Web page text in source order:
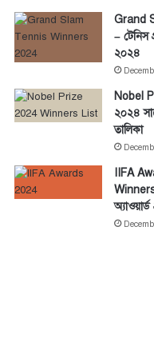
Grand
– টেনিস
২০২৪
Nobel
২০২৪
তালিকা
IIFA